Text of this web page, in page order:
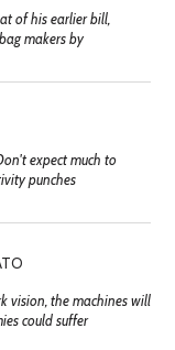
of his earlier bill,
makers by
expect much to
punches
vision, the machines will
could suffer